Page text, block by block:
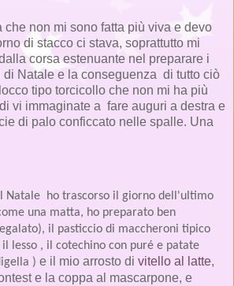
che non mi sono fatta più viva e devo
di stacco ci stava, soprattutto mi
corsa estenuante nel preparare i
di Natale e la conseguenza di tutto ciò
tipo torcicollo che non mi ha più
vi immaginate a fare auguri a destra e
di palo conficcato nelle spalle. Una
Natale ho trascorso il giorno dell'ultimo
una matta, ho preparato ben
il pasticcio di maccheroni tipico
lesso , il cotechino con puré e patate
) e il mio arrosto di vitello al latte,
e la coppa al mascarpone, e